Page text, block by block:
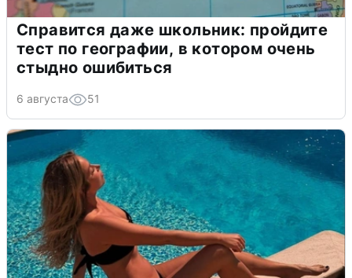
Справится даже школьник: пройдите
тест по географии, в котором очень
стыдно ошибиться
6 августа 51